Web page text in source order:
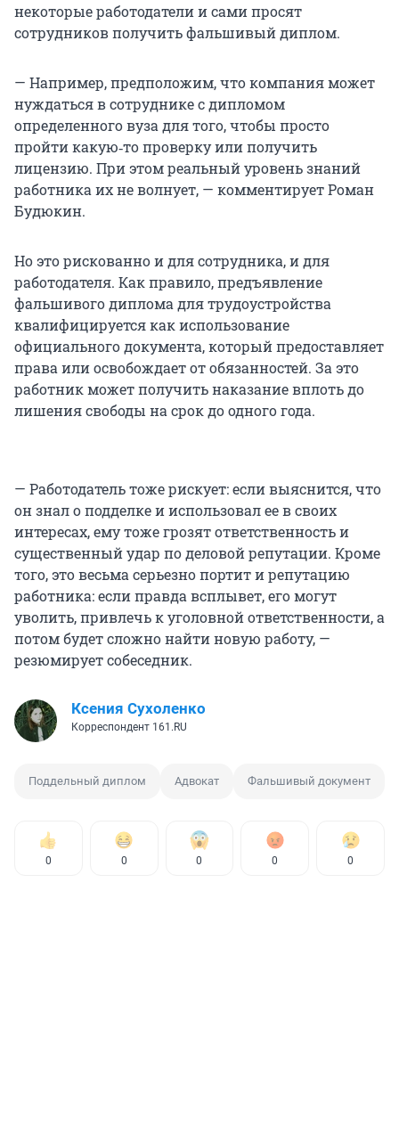
некоторые работодатели и сами просят
сотрудников получить фальшивый диплом.
— Например, предположим, что компания может
нуждаться в сотруднике с дипломом
определенного вуза для того, чтобы просто
пройти какую‑то проверку или получить
лицензию. При этом реальный уровень знаний
работника их не волнует, — комментирует Роман
Будюкин.
Но это рискованно и для сотрудника, и для
работодателя. Как правило, предъявление
фальшивого диплома для трудоустройства
квалифицируется как использование
официального документа, который предоставляет
права или освобождает от обязанностей. За это
работник может получить наказание вплоть до
лишения свободы на срок до одного года.
— Работодатель тоже рискует: если выяснится, что
он знал о подделке и использовал ее в своих
интересах, ему тоже грозят ответственность и
существенный удар по деловой репутации. Кроме
того, это весьма серьезно портит и репутацию
работника: если правда всплывет, его могут
уволить, привлечь к уголовной ответственности, а
потом будет сложно найти новую работу, —
резюмирует собеседник.
Ксения Сухоленко
Корреспондент 161.RU
Поддельный диплом Адвокат Фальшивый документ
0 0 0 0 0